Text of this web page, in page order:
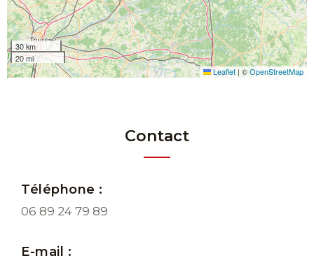
30 km
20 mi
Leaflet | ©OpenStreetMap
Contact
Téléphone :
06 89 24 79 89
E-mail :